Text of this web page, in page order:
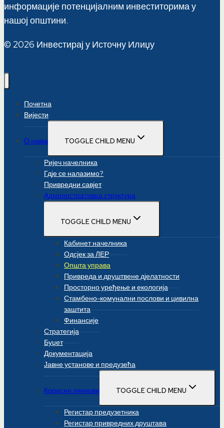
информације потенцијалним инвеститорима у
нашој општини.
© 2026 Инвестирај у Источну Илиџу
Почетна
Вијести
О нама TOGGLE CHILD MENU
Ријеч начелника
Гдје се налазимо?
Привредни савјет
Административна структура
TOGGLE CHILD MENU
Кабинет начелника
Одсјек за ЛЕР
Општа управа
Привреда и друштвене дјелатности
Просторно уређење и екологија
Стамбено-комунални послови и цивилна
заштита
Финансије
Стратегија
Буџет
Документација
Јавне установе и предузећа
Корисни линкови TOGGLE CHILD MENU
Регистар предузетника
Регистар привредних друштава